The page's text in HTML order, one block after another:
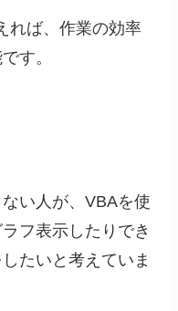
れば、作業の効率
す。
い人が、VBAを使
フ表示したりでき
たいと考えていま